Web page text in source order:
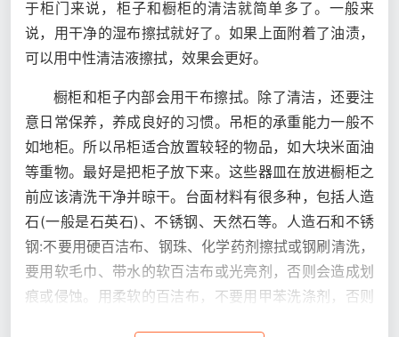
于柜门来说，柜子和橱柜的清洁就简单多了。一般来
说，用干净的湿布擦拭就好了。如果上面附着了油渍，
可以用中性清洁液擦拭，效果会更好。
橱柜和柜子内部会用干布擦拭。除了清洁，还要注
意日常保养，养成良好的习惯。吊柜的承重能力一般不
如地柜。所以吊柜适合放置较轻的物品，如大块米面油
等重物。最好是把柜子放下来。这些器皿在放进橱柜之
前应该清洗干净并晾干。台面材料有很多种，包括人造
石(一般是石英石)、不锈钢、天然石等。人造石和不锈
钢:不要用硬百洁布、钢珠、化学药剂擦拭或钢刷清洗，
要用软毛巾、带水的软百洁布或光亮剂，否则会造成划
痕或侵蚀。用柔软的百洁布，不要用甲苯洗涤剂，否则